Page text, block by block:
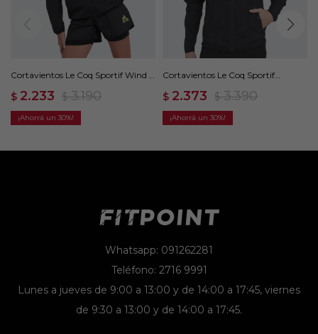
Cortavientos Le Coq Sportif Wind -
$ 2.233 $ 3.190
30
Cortavientos Le Coq Sportif
$ 2.373 $ 3.390
30
Whatsapp: 091262281
Teléfono: 2716 9991
Lunes a jueves de 9:00 a 13:00 y de 14:00 a 17:45, viernes
de 9:30 a 13:00 y de 14:00 a 17:45.